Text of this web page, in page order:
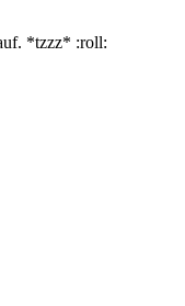
*tzzz* :roll: